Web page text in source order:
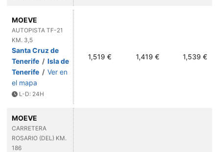
MOEVE
AUTOPISTA TF-21
KM. 3,5
Santa Cruz de
Tenerife / Isla de
Tenerife / Ver en
el mapa
L-D: 24H
1,519 € 1,419 € 1,539 €
MOEVE
CARRETERA
ROSARIO (DEL) KM.
186